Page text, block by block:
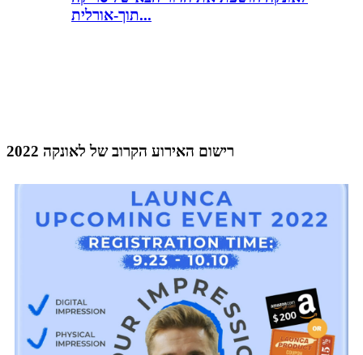
תוך-אורלית...
רישום האירוע הקרוב של לאונקה 2022